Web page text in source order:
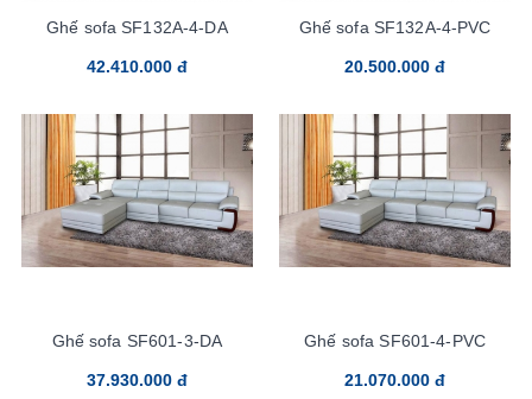
Ghế sofa SF132A-4-DA
42.410.000 đ
Ghế sofa SF132A-4-PVC
20.500.000 đ
Ghế sofa SF601-3-DA
37.930.000 đ
Ghế sofa SF601-4-PVC
21.070.000 đ